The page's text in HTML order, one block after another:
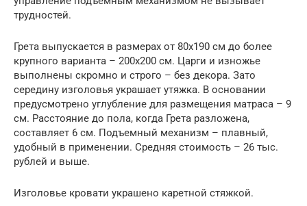
трудностей.
Грета выпускается в размерах от 80х190 см до более
крупного варианта – 200х200 см. Царги и изножье
выполнены скромно и строго – без декора. Зато
середину изголовья украшает утяжка. В основании
предусмотрено углубление для размещения матраса – 9
см. Расстояние до пола, когда Грета разложена,
составляет 6 см. Подъемный механизм – плавный,
удобный в применении. Средняя стоимость – 26 тыс.
рублей и выше.
Изголовье кровати украшено каретной стяжкой.